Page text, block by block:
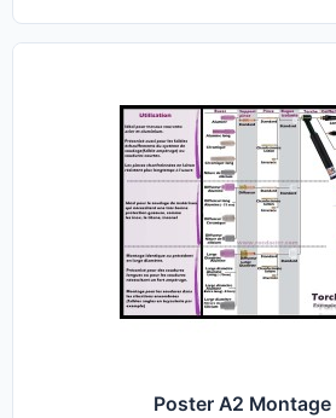
Poster A2 Montage